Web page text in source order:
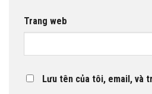
Trang web
Lưu tên của tôi, email, và